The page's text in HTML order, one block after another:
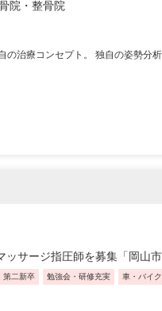
院・整骨院
の治療コンセプト。 独自の姿勢分
サージ指圧師を募集「岡山市
第二新卒 勉強会・研修充実 車・バイ